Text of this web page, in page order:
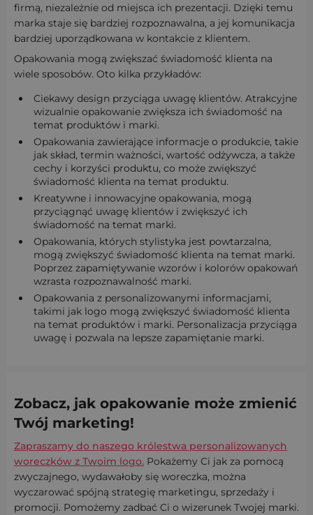
firmą, niezależnie od miejsca ich prezentacji. Dzięki temu
marka staje się bardziej rozpoznawalna, a jej komunikacja
bardziej uporządkowana w kontakcie z klientem.
Opakowania mogą zwiększać świadomość klienta na
wiele sposobów. Oto kilka przykładów:
Ciekawy design przyciąga uwagę klientów. Atrakcyjne
wizualnie opakowanie zwiększa ich świadomość na
temat produktów i marki.
Opakowania zawierające informacje o produkcie, takie
jak skład, termin ważności, wartość odżywcza, a także
cechy i korzyści produktu, co może zwiększyć
świadomość klienta na temat produktu.
Kreatywne i innowacyjne opakowania, mogą
przyciągnąć uwagę klientów i zwiększyć ich
świadomość na temat marki.
Opakowania, których stylistyka jest powtarzalna,
mogą zwiększyć świadomość klienta na temat marki.
Poprzez zapamiętywanie wzorów i kolorów opakowań
wzrasta rozpoznawalność marki.
Opakowania z personalizowanymi informacjami,
takimi jak logo mogą zwiększyć świadomość klienta
na temat produktów i marki. Personalizacja przyciąga
uwagę i pozwala na lepsze zapamiętanie marki.
Zobacz, jak opakowanie może zmienić
Twój marketing!
Zapraszamy do naszego królestwa personalizowanych
woreczków z Twoim logo. Pokażemy Ci jak za pomocą
zwyczajnego, wydawałoby się woreczka, można
wyczarować spójną strategię marketingu, sprzedaży i
promocji. Pomożemy zadbać Ci o wizerunek Twojej marki.